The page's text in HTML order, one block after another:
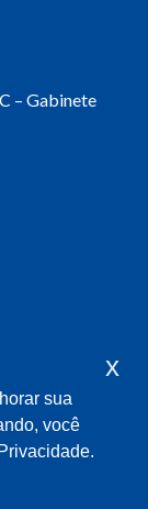
– Gabinete
sua
você
x